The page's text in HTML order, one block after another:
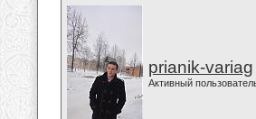
prianik-variag
Активный